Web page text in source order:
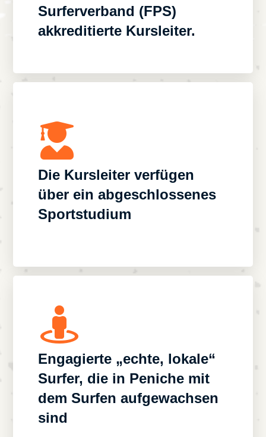
Surferverband (FPS)
akkreditierte Kursleiter.
Die Kursleiter verfügen
über ein abgeschlossenes
Sportstudium
Engagierte „echte, lokale“
Surfer, die in Peniche mit
dem Surfen aufgewachsen
sind